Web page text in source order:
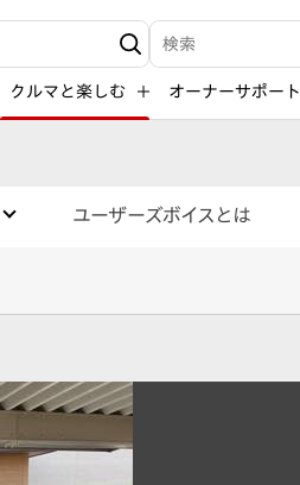
検索キーワード入力
クルマと楽しむ オーナーサポート
ユーザーズボイスとは